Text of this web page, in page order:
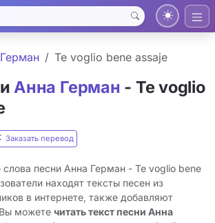
Te voglio bene assaje
Анна Герман - Te voglio
Заказать перевод
песни Анна Герман - Te voglio bene
находят тексты песен из
в интернете, также добавляют
можете читать текст песни Анна